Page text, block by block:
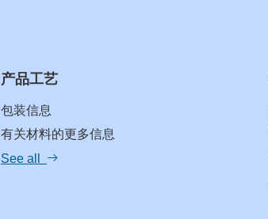
产品工艺
包装信息
有关材料的更多信息
See all 